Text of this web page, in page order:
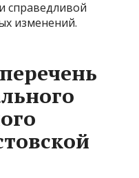
справедливой
изменений.